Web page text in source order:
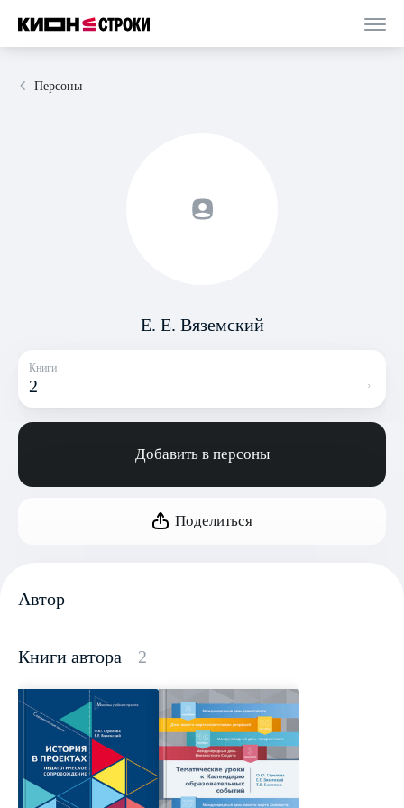
Персоны
Е. Е. Вяземский
Книги
2
Добавить в персоны
Поделиться
Автор
Книги автора 2